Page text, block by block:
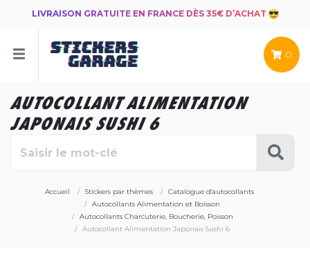
LIVRAISON GRATUITE EN FRANCE DÈS 35€ D’ACHAT
0
AUTOCOLLANT ALIMENTATION
JAPONAIS SUSHI 6
Accueil Stickers par thèmes
Catalogue d'autocollants
Autocollants Alimentation et Boisson
Autocollants Charcuterie, Boucherie, Poisson
Autocollant Alimentation Japonais Sushi 6